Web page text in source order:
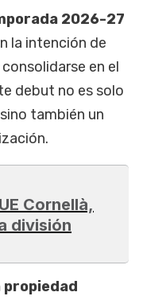
2026-27
la intención de
en el
debut no es solo
también un
Cornellà,
división
propiedad